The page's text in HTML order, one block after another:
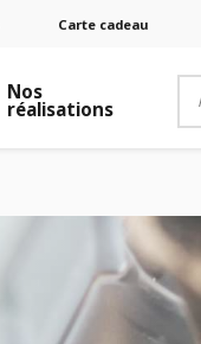
Carte cadeau
Nos
réalisations